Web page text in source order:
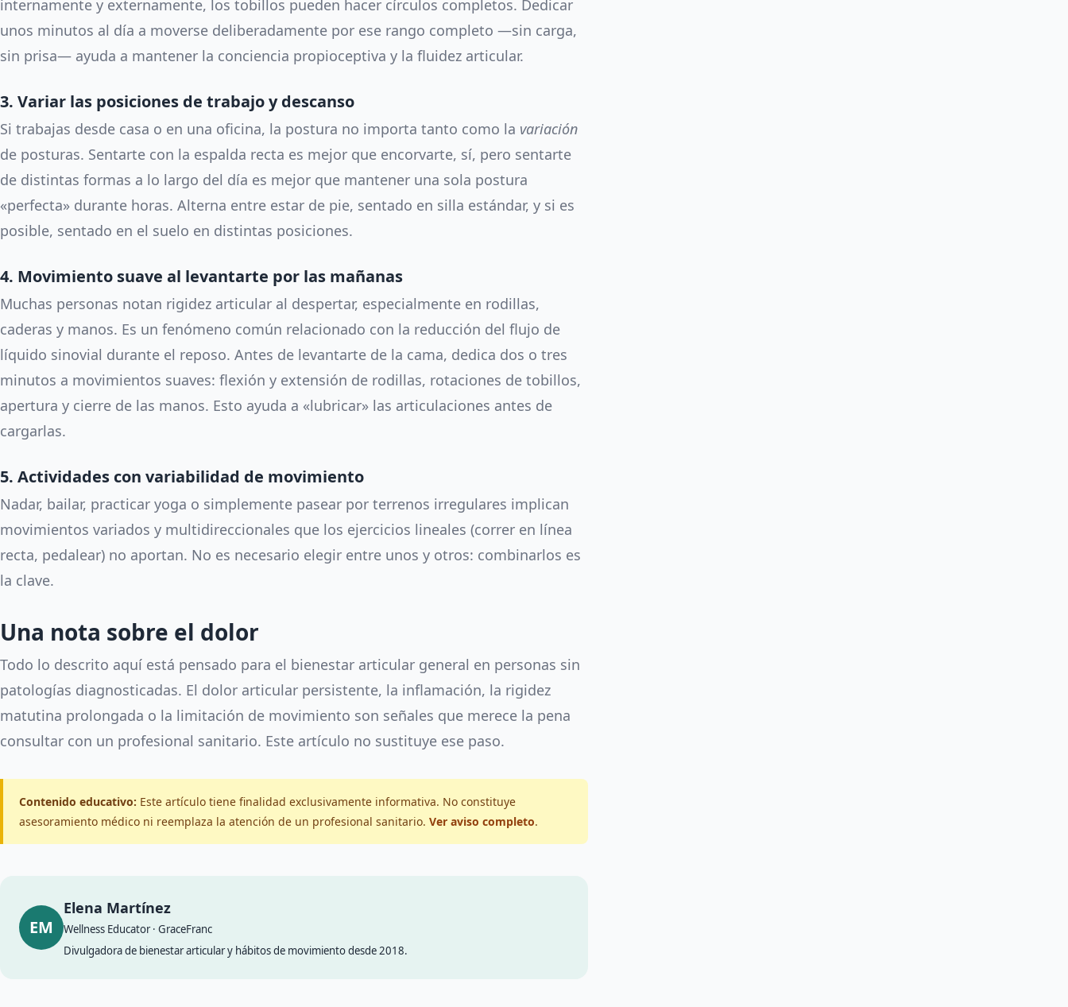
internamente y externamente, los tobillos pueden hacer círculos completos. Dedicar
unos minutos al día a moverse deliberadamente por ese rango completo —sin carga,
sin prisa— ayuda a mantener la conciencia propioceptiva y la fluidez articular.
3. Variar las posiciones de trabajo y descanso
Si trabajas desde casa o en una oficina, la postura no importa tanto como la variación
de posturas. Sentarte con la espalda recta es mejor que encorvarte, sí, pero sentarte
de distintas formas a lo largo del día es mejor que mantener una sola postura
«perfecta» durante horas. Alterna entre estar de pie, sentado en silla estándar, y si es
posible, sentado en el suelo en distintas posiciones.
4. Movimiento suave al levantarte por las mañanas
Muchas personas notan rigidez articular al despertar, especialmente en rodillas,
caderas y manos. Es un fenómeno común relacionado con la reducción del flujo de
líquido sinovial durante el reposo. Antes de levantarte de la cama, dedica dos o tres
minutos a movimientos suaves: flexión y extensión de rodillas, rotaciones de tobillos,
apertura y cierre de las manos. Esto ayuda a «lubricar» las articulaciones antes de
cargarlas.
5. Actividades con variabilidad de movimiento
Nadar, bailar, practicar yoga o simplemente pasear por terrenos irregulares implican
movimientos variados y multidireccionales que los ejercicios lineales (correr en línea
recta, pedalear) no aportan. No es necesario elegir entre unos y otros: combinarlos es
la clave.
Una nota sobre el dolor
Todo lo descrito aquí está pensado para el bienestar articular general en personas sin
patologías diagnosticadas. El dolor articular persistente, la inflamación, la rigidez
matutina prolongada o la limitación de movimiento son señales que merece la pena
consultar con un profesional sanitario. Este artículo no sustituye ese paso.
Contenido educativo: Este artículo tiene finalidad exclusivamente informativa. No constituye
asesoramiento médico ni reemplaza la atención de un profesional sanitario. Ver aviso completo.
EM
Elena Martínez
Wellness Educator · GraceFranc
Divulgadora de bienestar articular y hábitos de movimiento desde 2018.